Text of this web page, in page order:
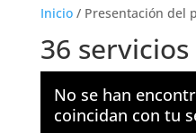
Inicio/ Presentación del
36 servicios
No se han
coincidan con tu